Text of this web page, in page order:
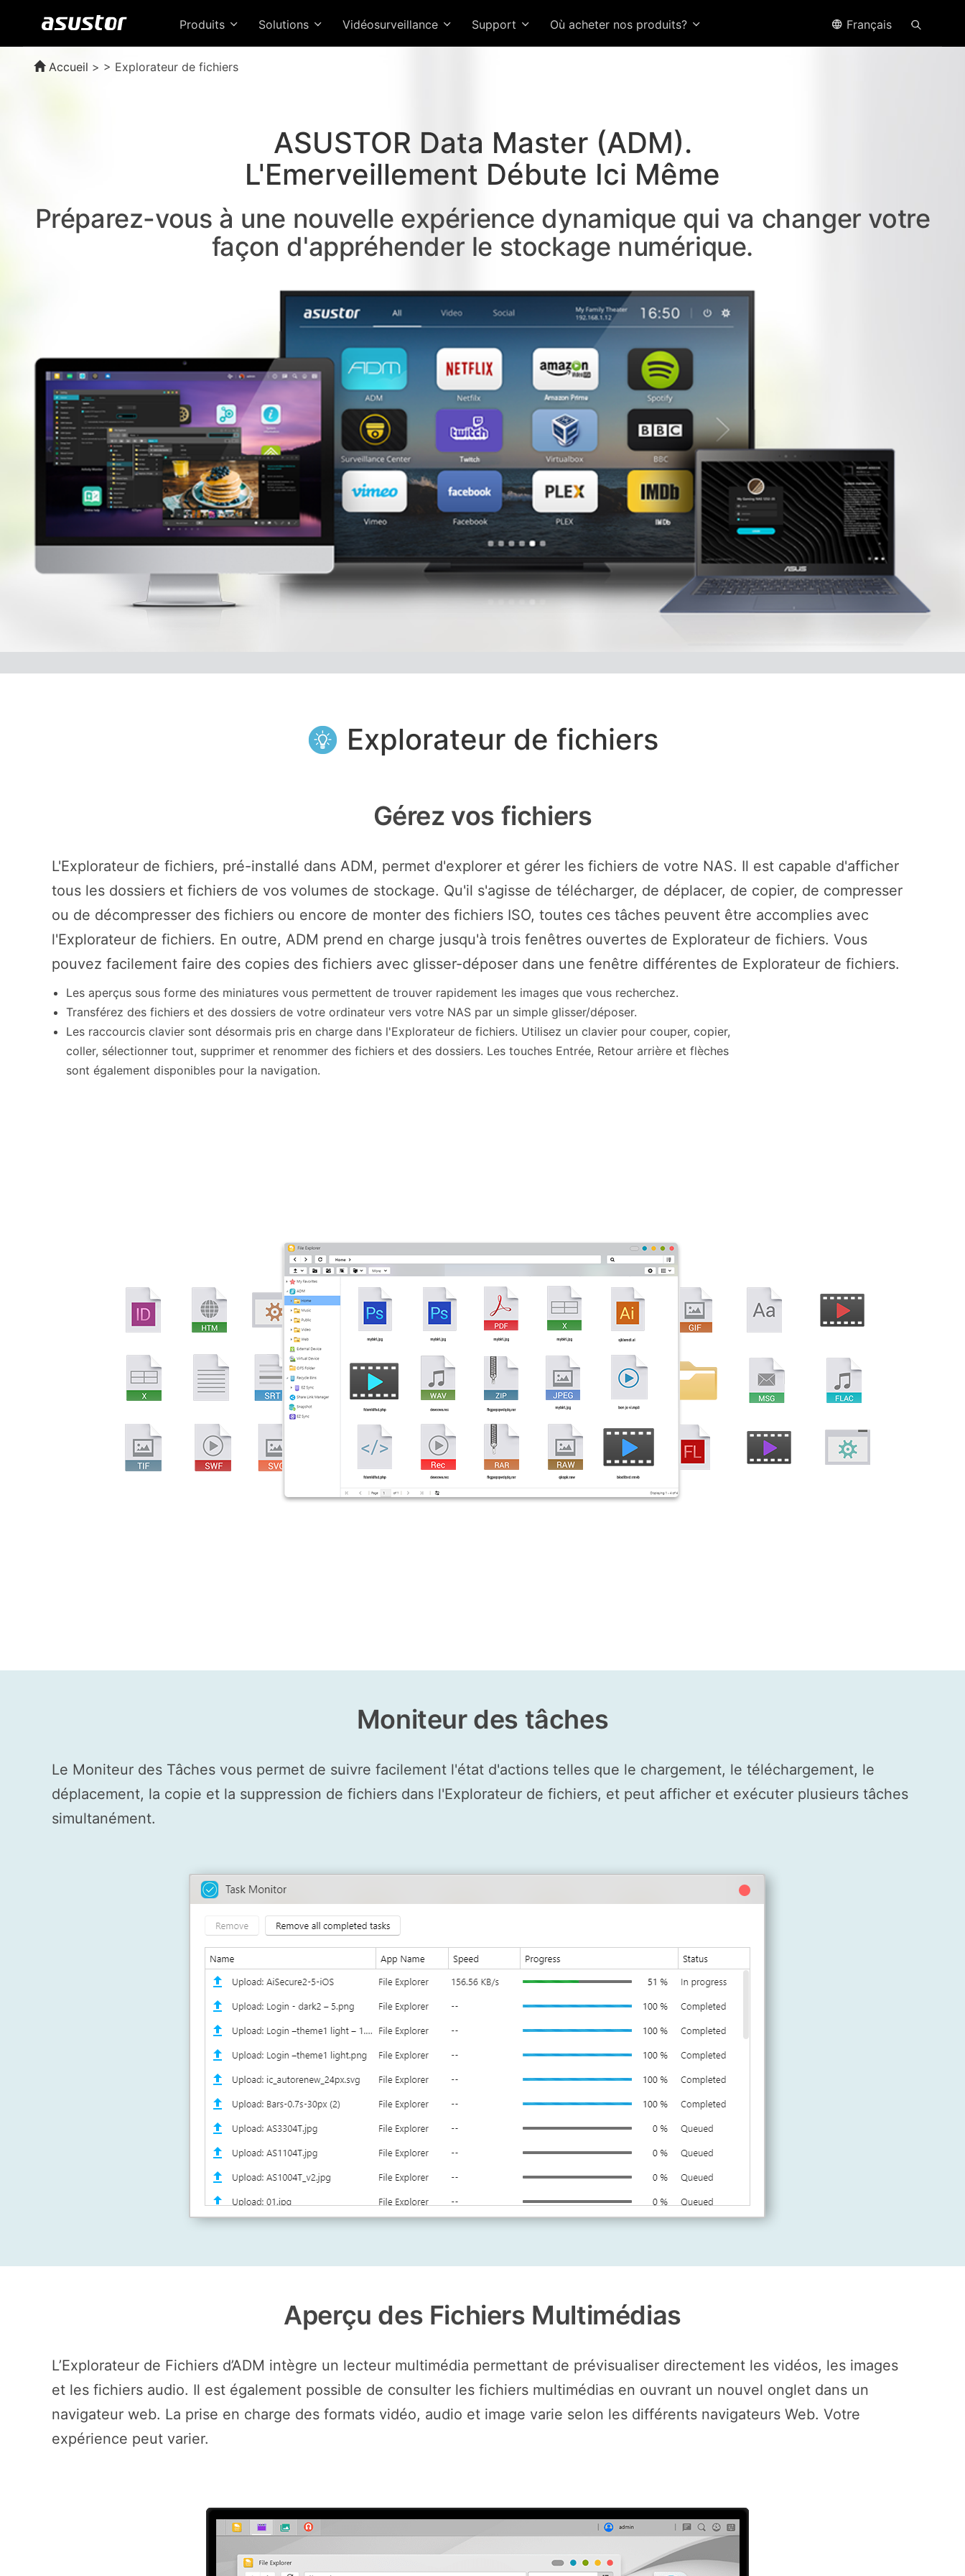
Produits Solutions Vidéosurveillance Support Où acheter nos produits? Français
Accueil > > Explorateur de fichiers
ASUSTOR Data Master (ADM).
L'Emerveillement Débute Ici Même
Préparez-vous à une nouvelle expérience dynamique qui va changer votre
façon d'appréhender le stockage numérique.
Explorateur de fichiers
Gérez vos fichiers
L'Explorateur de fichiers, pré-installé dans ADM, permet d'explorer et gérer les fichiers de votre NAS. Il est capable d'afficher
tous les dossiers et fichiers de vos volumes de stockage. Qu'il s'agisse de télécharger, de déplacer, de copier, de compresser
ou de décompresser des fichiers ou encore de monter des fichiers ISO, toutes ces tâches peuvent être accomplies avec
l'Explorateur de fichiers. En outre, ADM prend en charge jusqu'à trois fenêtres ouvertes de Explorateur de fichiers. Vous
pouvez facilement faire des copies des fichiers avec glisser-déposer dans une fenêtre différentes de Explorateur de fichiers.
Les aperçus sous forme des miniatures vous permettent de trouver rapidement les images que vous recherchez.
Transférez des fichiers et des dossiers de votre ordinateur vers votre NAS par un simple glisser/déposer.
Les raccourcis clavier sont désormais pris en charge dans l'Explorateur de fichiers. Utilisez un clavier pour couper, copier,
coller, sélectionner tout, supprimer et renommer des fichiers et des dossiers. Les touches Entrée, Retour arrière et flèches
sont également disponibles pour la navigation.
Moniteur des tâches
Le Moniteur des Tâches vous permet de suivre facilement l'état d'actions telles que le chargement, le téléchargement, le
déplacement, la copie et la suppression de fichiers dans l'Explorateur de fichiers, et peut afficher et exécuter plusieurs tâches
simultanément.
Aperçu des Fichiers Multimédias
L’Explorateur de Fichiers d’ADM intègre un lecteur multimédia permettant de prévisualiser directement les vidéos, les images
et les fichiers audio. Il est également possible de consulter les fichiers multimédias en ouvrant un nouvel onglet dans un
navigateur web. La prise en charge des formats vidéo, audio et image varie selon les différents navigateurs Web. Votre
expérience peut varier.